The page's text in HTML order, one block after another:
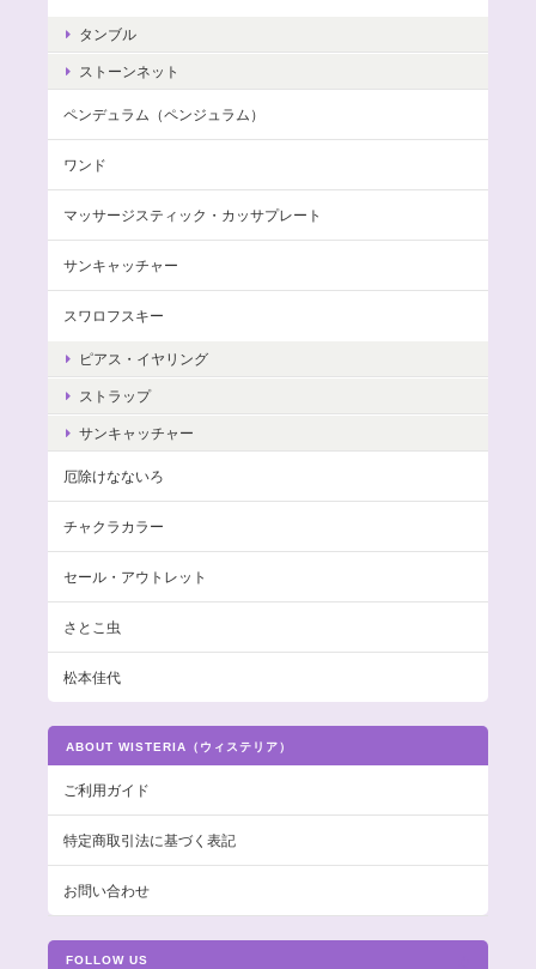
タンブル
ストーンネット
ペンデュラム（ペンジュラム）
ワンド
マッサージスティック・カッサプレート
サンキャッチャー
スワロフスキー
ピアス・イヤリング
ストラップ
サンキャッチャー
厄除けなないろ
チャクラカラー
セール・アウトレット
さとこ虫
松本佳代
ABOUT WISTERIA（ウィステリア）
ご利用ガイド
特定商取引法に基づく表記
お問い合わせ
FOLLOW US